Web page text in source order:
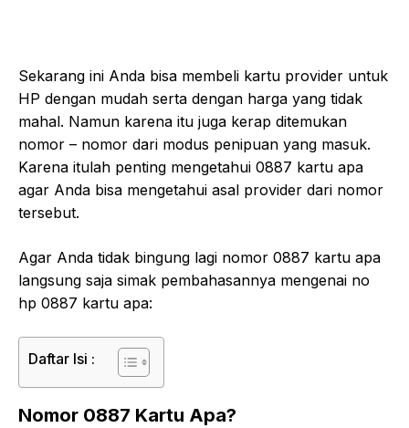
Sekarang ini Anda bisa membeli kartu provider untuk
HP dengan mudah serta dengan harga yang tidak
mahal. Namun karena itu juga kerap ditemukan
nomor – nomor dari modus penipuan yang masuk.
Karena itulah penting mengetahui 0887 kartu apa
agar Anda bisa mengetahui asal provider dari nomor
tersebut.
Agar Anda tidak bingung lagi nomor 0887 kartu apa
langsung saja simak pembahasannya mengenai no
hp 0887 kartu apa:
Daftar Isi :
Nomor 0887 Kartu Apa?